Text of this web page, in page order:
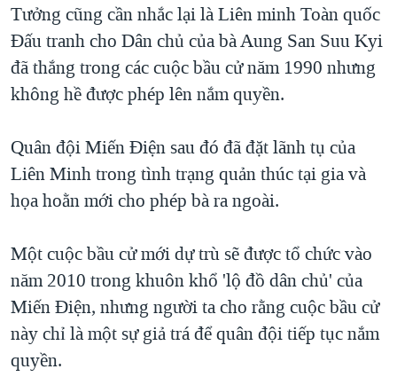
Tưởng cũng cần nhắc lại là Liên minh Toàn quốc
Đấu tranh cho Dân chủ của bà Aung San Suu Kyi
đã thắng trong các cuộc bầu cử năm 1990 nhưng
không hề được phép lên nắm quyền.
Quân đội Miến Điện sau đó đã đặt lãnh tụ của
Liên Minh trong tình trạng quản thúc tại gia và
họa hoằn mới cho phép bà ra ngoài.
Một cuộc bầu cử mới dự trù sẽ được tổ chức vào
năm 2010 trong khuôn khổ 'lộ đồ dân chủ' của
Miến Điện, nhưng người ta cho rằng cuộc bầu cử
này chỉ là một sự giả trá để quân đội tiếp tục nắm
quyền.